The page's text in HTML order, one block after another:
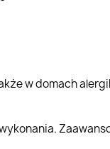
w domach